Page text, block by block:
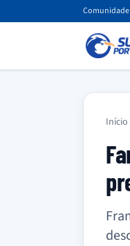
Início